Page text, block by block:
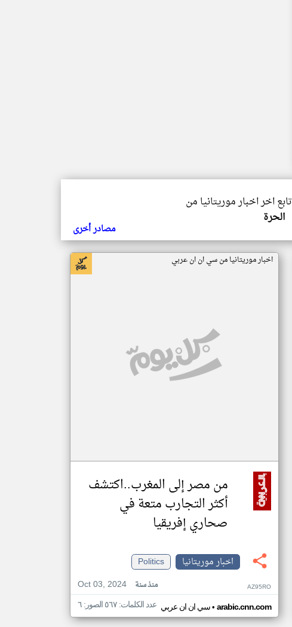
تابع اخر اخبار موريتانيا من
الحرة
مصادر أخرى
اخبار موريتانيا من سي ان ان عربي
من مصر إلى المغرب..اكتشف
أكثر التجارب متعة في
صحاري إفريقيا
اخبار موريتانيا
Politics
Oct 03, 2024
منذ سنة AZ95RO
سي ان ان عربي• arabic.cnn.com عدد الكلمات: ٥٦٧ الصور: ٦